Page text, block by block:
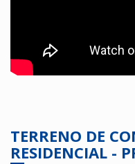
TERRENO DE
RESIDENCIAL -